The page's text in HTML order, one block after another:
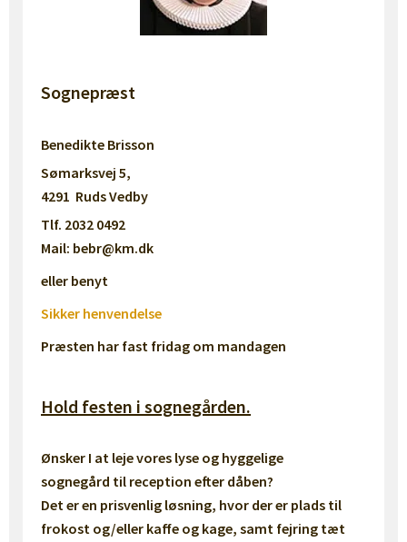
Sognepræst
Benedikte Brisson
Sømarksvej 5,
4291 Ruds Vedby
Tlf. 2032 0492
Mail: bebr@km.dk
eller benyt
Sikker henvendelse
Præsten har fast fridag om mandagen
Hold festen i sognegården.
Ønsker I at leje vores lyse og hyggelige
sognegård til reception efter dåben?
Det er en prisvenlig løsning, hvor der er plads til
frokost og/eller kaffe og kage, samt fejring tæt